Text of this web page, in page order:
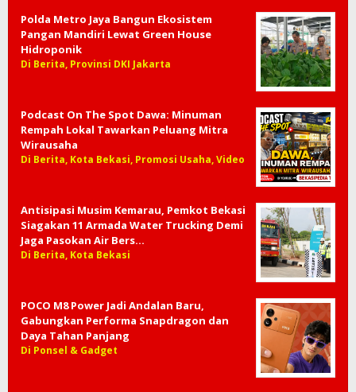
Polda Metro Jaya Bangun Ekosistem
Pangan Mandiri Lewat Green House
Hidroponik
Di Berita, Provinsi DKI Jakarta
Podcast On The Spot Dawa: Minuman
Rempah Lokal Tawarkan Peluang Mitra
Wirausaha
Di Berita, Kota Bekasi, Promosi Usaha, Video
Antisipasi Musim Kemarau, Pemkot Bekasi
Siagakan 11 Armada Water Trucking Demi
Jaga Pasokan Air Bers…
Di Berita, Kota Bekasi
POCO M8 Power Jadi Andalan Baru,
Gabungkan Performa Snapdragon dan
Daya Tahan Panjang
Di Ponsel & Gadget